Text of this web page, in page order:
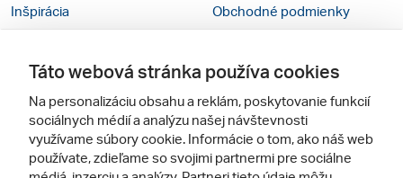
Inšpirácia
Cestovné kancelárie
Zájezdy.cz
Obchodné podmienky
Nastavenie cookies
Mobilná verzia webu
Sledujte nás
Táto webová stránka používa cookies
Na personalizáciu obsahu a reklám, poskytovanie funkcií
sociálnych médií a analýzu našej návštevnosti
využívame súbory cookie. Informácie o tom, ako náš web
používate, zdieľame so svojimi partnermi pre sociálne